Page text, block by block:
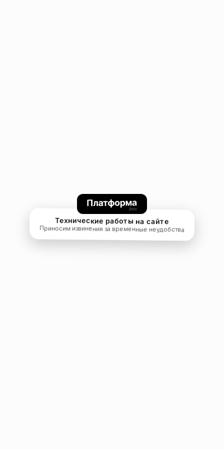
Технические работы на сайте
Приносим извинения за временные неудобства